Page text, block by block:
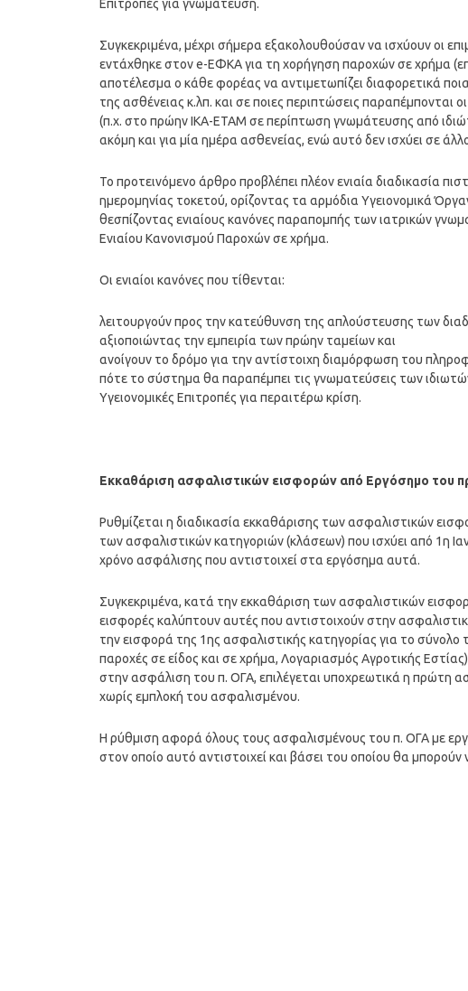
Επιτροπές για γνωμάτευση.
Συγκεκριμένα, μέχρι σήμερα εξακολουθούσαν να ισχύουν οι
εντάχθηκε στον e-ΕΦΚΑ για τη χορήγηση παροχών σε χρήμα
αποτέλεσμα ο κάθε φορέας να αντιμετωπίζει διαφορετικά
της ασθένειας κ.λπ. και σε ποιες περιπτώσεις παραπέμπονται
(π.χ. στο πρώην ΙΚΑ-ΕΤΑΜ σε περίπτωση γνωμάτευσης από
ακόμη και για μία ημέρα ασθενείας, ενώ αυτό δεν ισχύει σε
Το προτεινόμενο άρθρο προβλέπει πλέον ενιαία διαδικασία
ημερομηνίας τοκετού, ορίζοντας τα αρμόδια Υγειονομικά
θεσπίζοντας ενιαίους κανόνες παραπομπής των ιατρικών
Ενιαίου Κανονισμού Παροχών σε χρήμα.
Οι ενιαίοι κανόνες που τίθενται:
λειτουργούν προς την κατεύθυνση της απλούστευσης των
αξιοποιώντας την εμπειρία των πρώην ταμείων και
ανοίγουν το δρόμο για την αντίστοιχη διαμόρφωση του
πότε το σύστημα θα παραπέμπει τις γνωματεύσεις των
Υγειονομικές Επιτροπές για περαιτέρω κρίση.
Εκκαθάριση ασφαλιστικών εισφορών από Εργόσημο του
Ρυθμίζεται η διαδικασία εκκαθάρισης των ασφαλιστικών
των ασφαλιστικών κατηγοριών (κλάσεων) που ισχύει από 1η
χρόνο ασφάλισης που αντιστοιχεί στα εργόσημα αυτά.
Συγκεκριμένα, κατά την εκκαθάριση των ασφαλιστικών
εισφορές καλύπτουν αυτές που αντιστοιχούν στην
την εισφορά της 1ης ασφαλιστικής κατηγορίας για το
παροχές σε είδος και σε χρήμα, Λογαριασμός Αγροτικής
στην ασφάλιση του π. ΟΓΑ, επιλέγεται υποχρεωτικά η πρώτη
χωρίς εμπλοκή του ασφαλισμένου.
Η ρύθμιση αφορά όλους τους ασφαλισμένους του π. ΟΓΑ με
στον οποίο αυτό αντιστοιχεί και βάσει του οποίου θα